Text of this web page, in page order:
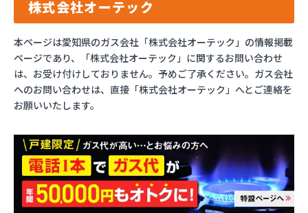
株式会社オーテック
本ページは愛知県のガス会社「株式会社オーテック」の情報掲載
ページであり、「株式会社オーテック」に関するお問い合わせ
は、お受け付けしておりません。予めご了承ください。ガス会社
へのお問い合わせは、直接「株式会社オーテック」へとご連絡を
お願いいたします。